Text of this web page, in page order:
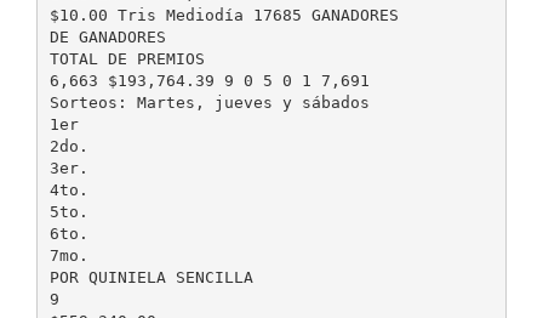
$10.00 Tris Mediodía 17685 GANADORES
DE GANADORES
TOTAL DE PREMIOS
6,663 $193,764.39 9 0 5 0 1 7,691
Sorteos: Martes, jueves y sábados
1er
2do.
3er.
4to.
5to.
6to.
7mo.
POR QUINIELA SENCILLA
9